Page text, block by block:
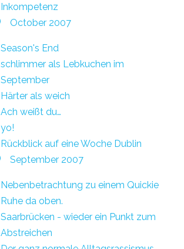
Inkompetenz
October 2007
Season's End
schlimmer als Lebkuchen im
September
Härter als weich
Ach weißt du…
yo!
Rückblick auf eine Woche Dublin
September 2007
Nebenbetrachtung zu einem Quickie
Ruhe da oben.
Saarbrücken - wieder ein Punkt zum
Abstreichen